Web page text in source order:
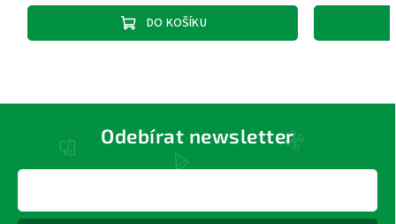
DO KOŠÍKU
Odebírat newsletter